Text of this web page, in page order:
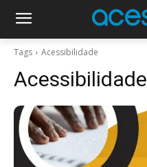
Tags Acessibilidade
Acessibilidade